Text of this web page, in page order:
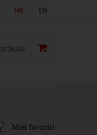
HR EN
artikala
Moji favoriti